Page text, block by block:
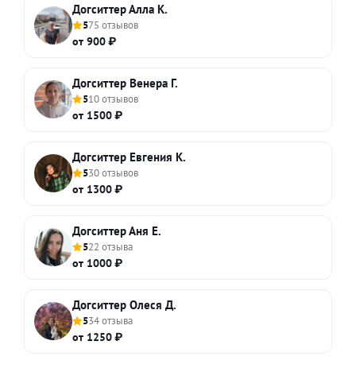
Догситтер Алла К.
575 отзывов
от 900 ₽
Догситтер Венера Г.
510 отзывов
от 1500 ₽
Догситтер Евгения К.
530 отзывов
от 1300 ₽
Догситтер Аня Е.
522 отзыва
от 1000 ₽
Догситтер Олеся Д.
534 отзыва
от 1250 ₽